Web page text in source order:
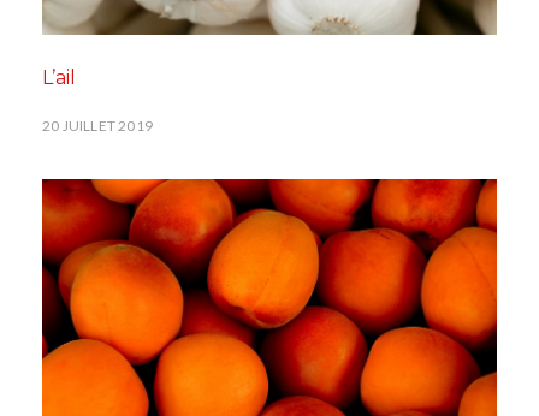
L’ail
20 JUILLET 2019